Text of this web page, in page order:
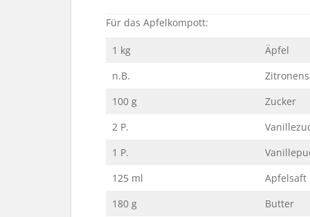
Für das Apfelkompott:
1 kg
Äpfel
n.B.
100 g
Zucker
2 P.
1 P.
125 ml
Apfelsaft
180 g
Butter